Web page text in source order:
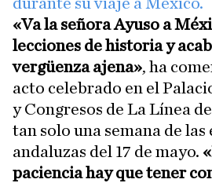
«Va la señora Ayuso a
lecciones de historia y
vergüenza ajena», ha
acto celebrado en el
y Congresos de La Línea
tan solo una semana de las
andaluzas del 17 de mayo.
paciencia hay que tener